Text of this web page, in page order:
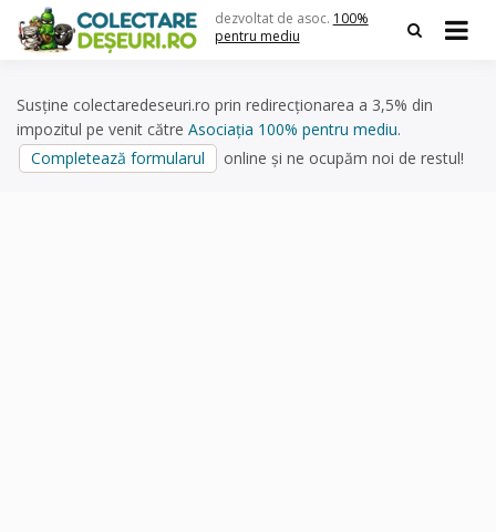
content
dezvoltat de asoc. 100%
pentru mediu
Susține colectaredeseuri.ro prin redirecționarea a 3,5% din
impozitul pe venit către Asociația 100% pentru mediu.
Completează formularul
online și ne ocupăm noi de restul!